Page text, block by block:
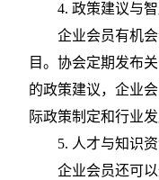
4. 政策建议与
企业会员有机
目。协会定期发布
的政策建议，企业
际政策制定和行业
5. 人才与知识
企业会员还可